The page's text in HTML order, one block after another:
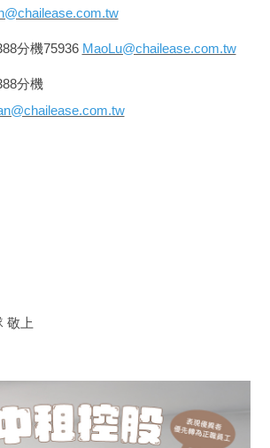
分機75936 MaoLu@chailease.com.tw
分機
敬上